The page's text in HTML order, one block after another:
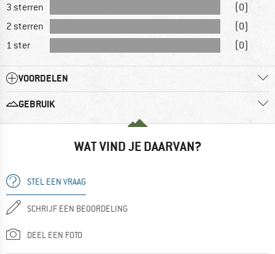
3 sterren
(0)
2 sterren
(0)
1 ster
(0)
VOORDELEN
GEBRUIK
WAT VIND JE DAARVAN?
STEL EEN VRAAG
SCHRIJF EEN BEOORDELING
DEEL EEN FOTO